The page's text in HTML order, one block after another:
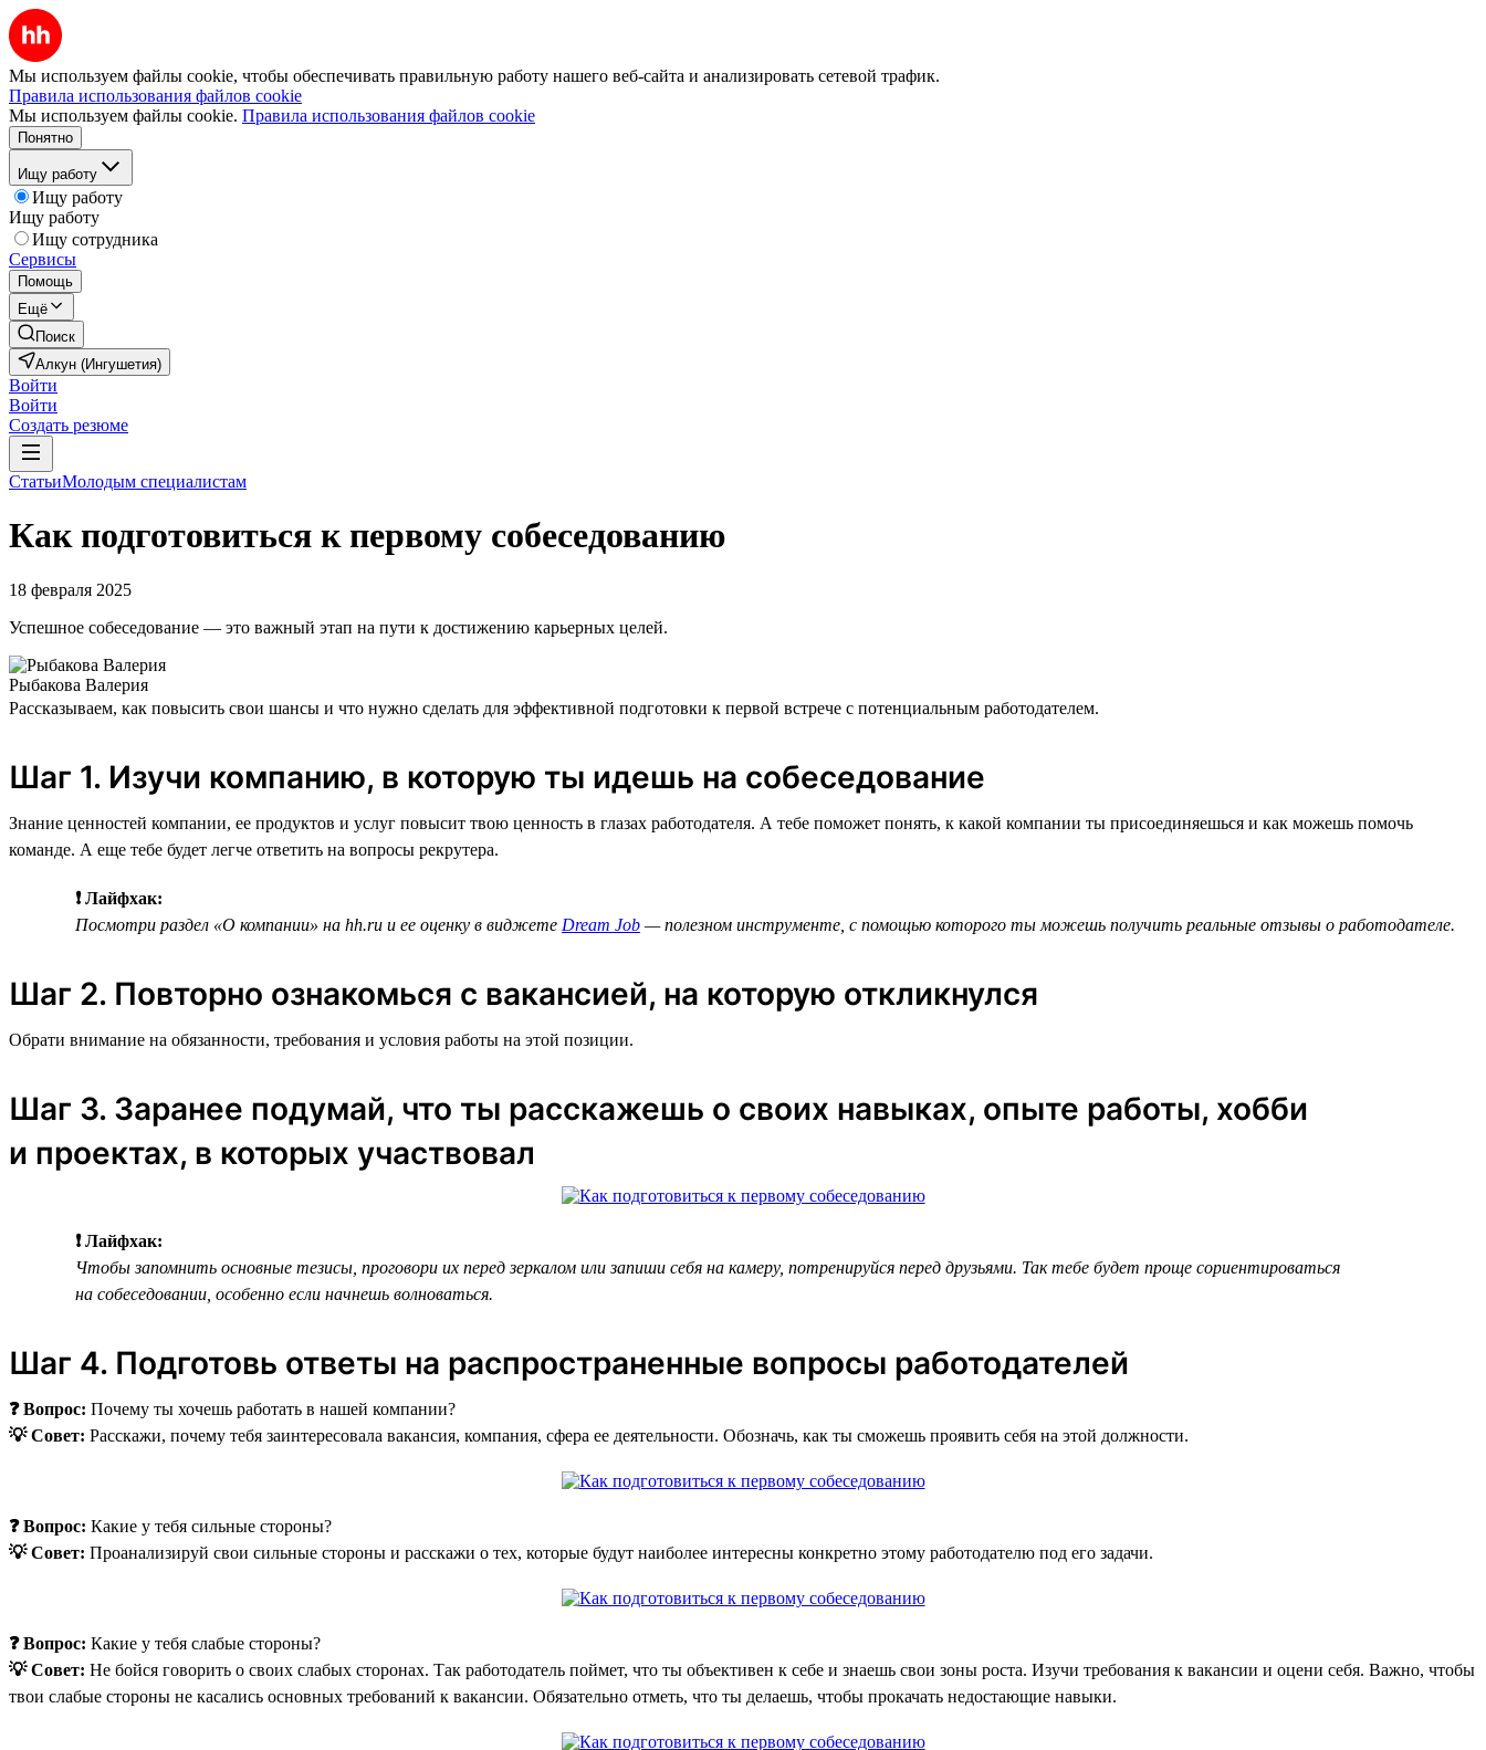
Мы используем файлы cookie, чтобы обеспечивать правильную работу нашего веб-сайта и анализировать сетевой трафик.
Правила использования файлов cookie
Мы используем файлы cookie. Правила использования файлов cookie
Понятно
Ищу работу
Ищу работу
Ищу работу
Ищу сотрудника
Сервисы
Помощь
Ещё
Поиск
Алкун (Ингушетия)
Войти
Войти
Создать резюме
СтатьиМолодым специалистам
Как подготовиться к первому собеседованию
18 февраля 2025
Успешное собеседование — это важный этап на пути к достижению карьерных целей.
Рыбакова Валерия
Рассказываем, как повысить свои шансы и что нужно сделать для эффективной подготовки к первой встрече с потенциальным работодателем.
Шаг 1. Изучи компанию, в которую ты идешь на собеседование
Знание ценностей компании, ее продуктов и услуг повысит твою ценность в глазах работодателя. А тебе поможет понять, к какой компании ты присоединяешься и как можешь помочь
команде. А еще тебе будет легче ответить на вопросы рекрутера.
❗ Лайфхак:
Посмотри раздел «О компании» на hh.ru и ее оценку в виджете Dream Job — полезном инструменте, с помощью которого ты можешь получить реальные отзывы о работодателе.
Шаг 2. Повторно ознакомься с вакансией, на которую откликнулся
Обрати внимание на обязанности, требования и условия работы на этой позиции.
Шаг 3. Заранее подумай, что ты расскажешь о своих навыках, опыте работы, хобби
и проектах, в которых участвовал
❗ Лайфхак:
Чтобы запомнить основные тезисы, проговори их перед зеркалом или запиши себя на камеру, потренируйся перед друзьями. Так тебе будет проще сориентироваться
на собеседовании, особенно если начнешь волноваться.
Шаг 4. Подготовь ответы на распространенные вопросы работодателей
❓ Вопрос: Почему ты хочешь работать в нашей компании?
💡 Совет: Расскажи, почему тебя заинтересовала вакансия, компания, сфера ее деятельности. Обозначь, как ты сможешь проявить себя на этой должности.
❓ Вопрос: Какие у тебя сильные стороны?
💡 Совет: Проанализируй свои сильные стороны и расскажи о тех, которые будут наиболее интересны конкретно этому работодателю под его задачи.
❓ Вопрос: Какие у тебя слабые стороны?
💡 Совет: Не бойся говорить о своих слабых сторонах. Так работодатель поймет, что ты объективен к себе и знаешь свои зоны роста. Изучи требования к вакансии и оцени себя. Важно, чтобы
твои слабые стороны не касались основных требований к вакансии. Обязательно отметь, что ты делаешь, чтобы прокачать недостающие навыки.